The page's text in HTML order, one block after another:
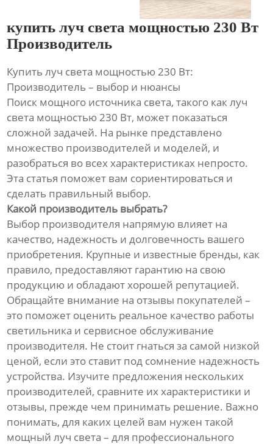
купить луч света мощностью 230 Вт
Производитель
Купить луч света мощностью 230 Вт:
Производитель – выбор и нюансы
Поиск мощного источника света, такого как луч
света мощностью 230 Вт, может показаться
сложной задачей. На рынке представлено
множество производителей и моделей, и
разобраться во всех характеристиках непросто.
Эта статья поможет вам сориентироваться и
сделать правильный выбор.
Какой производитель выбрать?
Выбор производителя напрямую влияет на
качество, надежность и долговечность вашего
приобретения. Крупные и известные бренды, как
правило, предоставляют гарантию на свою
продукцию и обладают хорошей репутацией.
Обращайте внимание на отзывы покупателей –
это поможет оценить реальное качество работы
светильника и сервисное обслуживание
производителя. Не стоит гнаться за самой низкой
ценой, если это ставит под сомнение надежность
устройства. Изучите предложения нескольких
производителей, сравните их характеристики и
отзывы, прежде чем принимать решение. Важно
понимать, для каких целей вам нужен такой
мощный луч света – для профессионального